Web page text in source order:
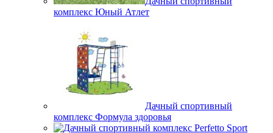
комплекс Юный Атлет
Дачный спортивный
комплекс Формула здоровья